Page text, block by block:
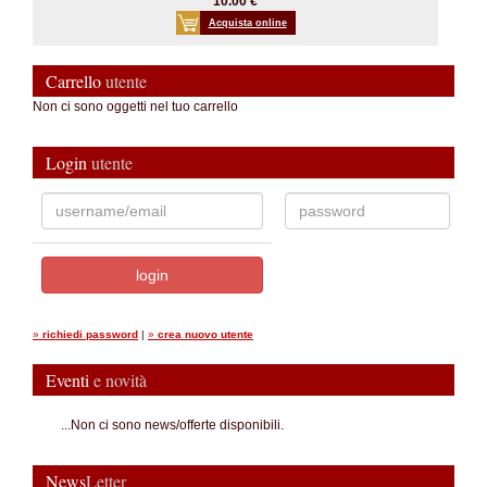
Acquista online
Carrelloutente
Non ci sono oggetti nel tuo carrello
Login utente
» richiedi password | » crea nuovo utente
Eventi e novità
...Non ci sono news/offerte disponibili.
NewsLetter